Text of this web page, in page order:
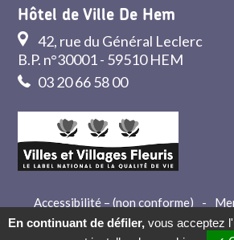
Hôtel de Ville De Hem
42, rue du Général Leclerc
B.P. n°30001 - 59510 HEM
03 20 66 58 00
Accessibilité – (non conforme) -
Crédits
- Contact
En continuant de défiler, vous acceptez